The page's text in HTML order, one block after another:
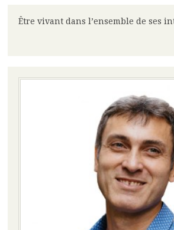
Être vivant dans l’ensemble de ses